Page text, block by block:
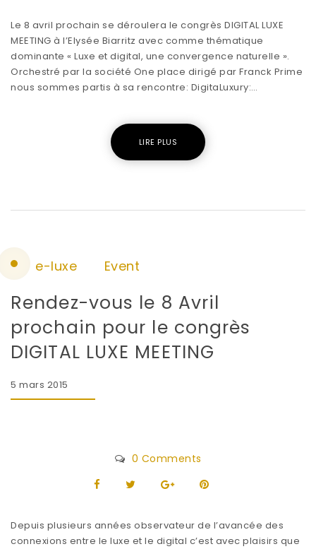
Le 8 avril prochain se déroulera le congrès DIGITAL LUXE
MEETING à l’Elysée Biarritz avec comme thématique
dominante « Luxe et digital, une convergence naturelle ».
Orchestré par la société One place dirigé par Franck Prime
nous sommes partis à sa rencontre: DigitaLuxury:…
LIRE PLUS
e-luxe Event
Rendez-vous le 8 Avril
prochain pour le congrès
DIGITAL LUXE MEETING
5 mars 2015
0 Comments
Depuis plusieurs années observateur de l’avancée des
connexions entre le luxe et le digital c’est avec plaisirs que